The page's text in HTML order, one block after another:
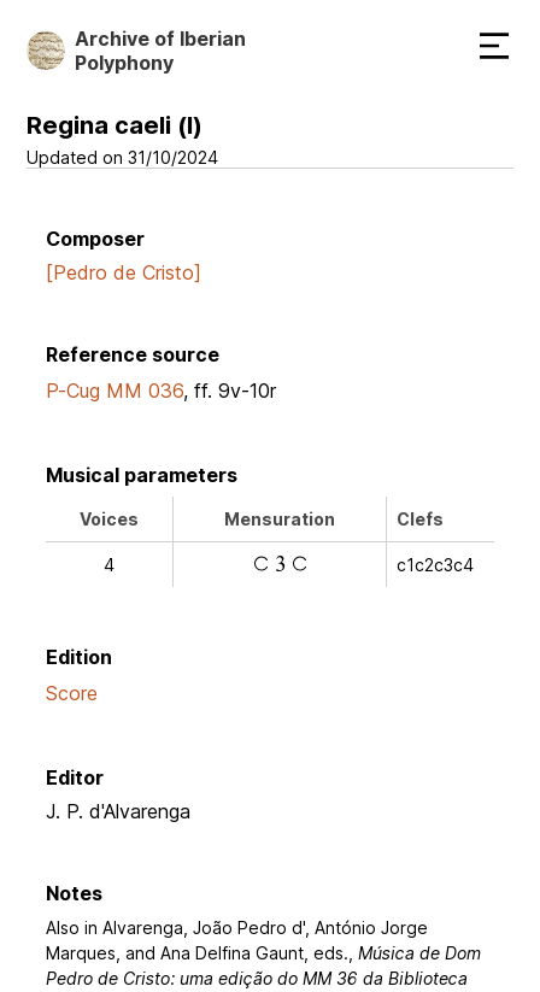
Skip
to
content
Archive of Iberian
Polyphony
Regina caeli (I)
Updated on 31/10/2024
Composer
[Pedro de Cristo]
Reference source
P-Cug MM 036, ff. 9v-10r
Musical parameters
Voices Mensuration Clefs
4 a v a c1c2c3c4
Edition
Score
Editor
J. P. d'Alvarenga
Notes
Also in Alvarenga, João Pedro d', António Jorge
Marques, and Ana Delfina Gaunt, eds.,Música de Dom
Pedro de Cristo: uma edição do MM 36 da Biblioteca